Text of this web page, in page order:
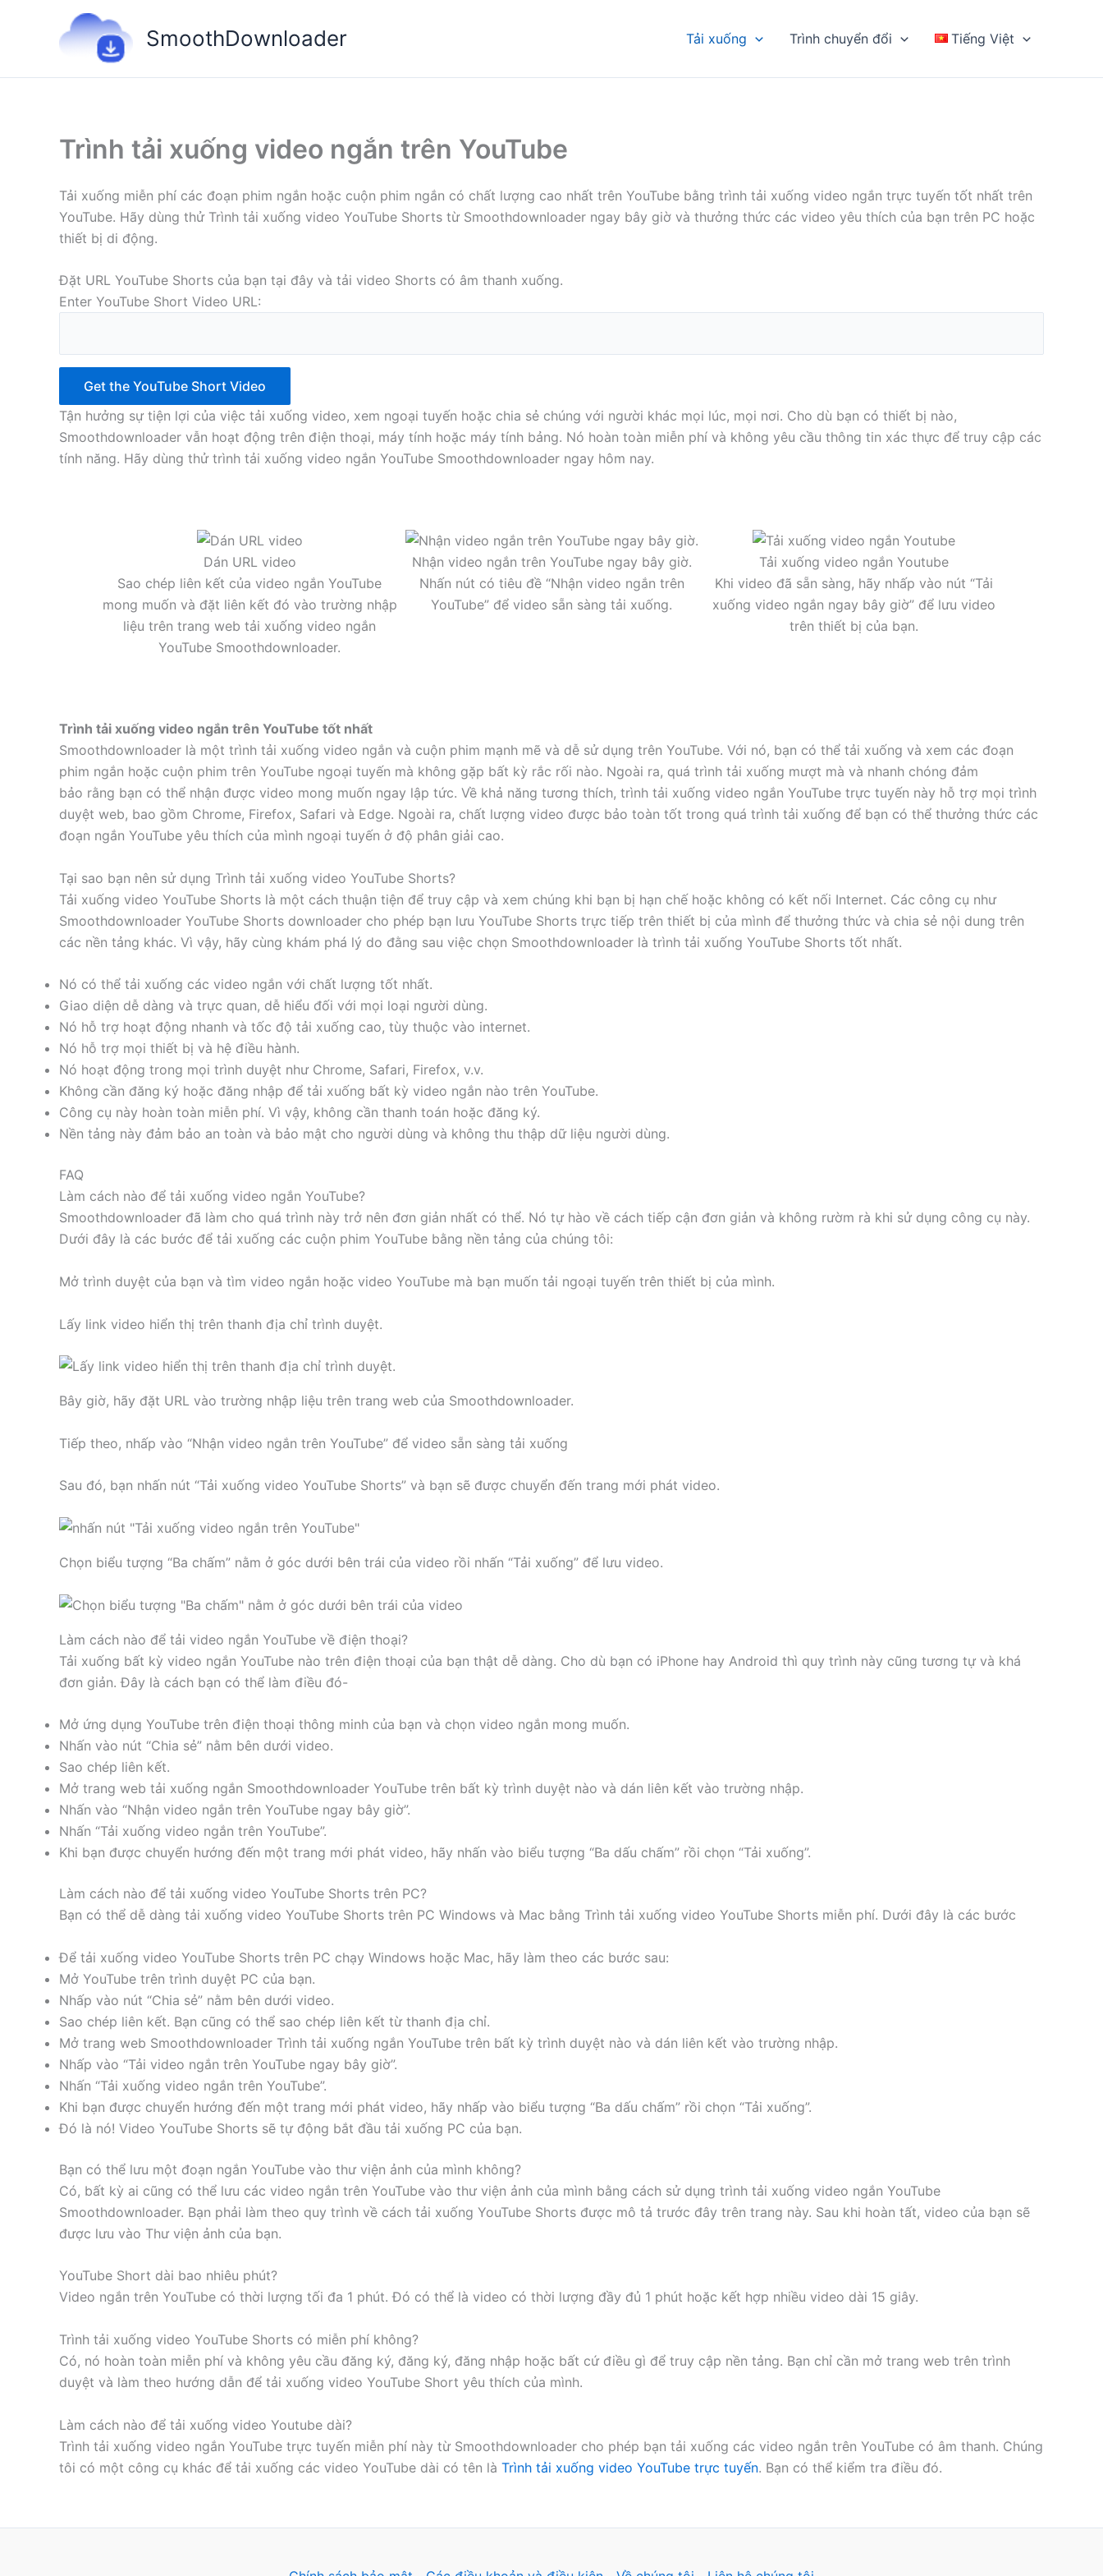
dung
SmoothDownloader Tải xuống Trình chuyển đổi Tiếng Việt
Trình tải xuống video ngắn trên YouTube
Tải xuống miễn phí các đoạn phim ngắn hoặc cuộn phim ngắn có chất lượng cao nhất trên YouTube bằng trình tải xuống video ngắn trực tuyến tốt nhất trên
YouTube. Hãy dùng thử Trình tải xuống video YouTube Shorts từ Smoothdownloader ngay bây giờ và thưởng thức các video yêu thích của bạn trên PC hoặc
thiết bị di động.
Đặt URL YouTube Shorts của bạn tại đây và tải video Shorts có âm thanh xuống.
Enter YouTube Short Video URL:
Get the YouTube Short Video
Tận hưởng sự tiện lợi của việc tải xuống video, xem ngoại tuyến hoặc chia sẻ chúng với người khác mọi lúc, mọi nơi. Cho dù bạn có thiết bị nào,
Smoothdownloader vẫn hoạt động trên điện thoại, máy tính hoặc máy tính bảng. Nó hoàn toàn miễn phí và không yêu cầu thông tin xác thực để truy cập các
tính năng. Hãy dùng thử trình tải xuống video ngắn YouTube Smoothdownloader ngay hôm nay.
Dán URL video
Sao chép liên kết của video ngắn YouTube
mong muốn và đặt liên kết đó vào trường nhập
liệu trên trang web tải xuống video ngắn
YouTube Smoothdownloader.
Nhận video ngắn trên YouTube ngay bây giờ.
Nhấn nút có tiêu đề “Nhận video ngắn trên
YouTube” để video sẵn sàng tải xuống.
Tải xuống video ngắn Youtube
Khi video đã sẵn sàng, hãy nhấp vào nút “Tải
xuống video ngắn ngay bây giờ” để lưu video
trên thiết bị của bạn.
Trình tải xuống video ngắn trên YouTube tốt nhất
Smoothdownloader là một trình tải xuống video ngắn và cuộn phim mạnh mẽ và dễ sử dụng trên YouTube. Với nó, bạn có thể tải xuống và xem các đoạn
phim ngắn hoặc cuộn phim trên YouTube ngoại tuyến mà không gặp bất kỳ rắc rối nào. Ngoài ra, quá trình tải xuống mượt mà và nhanh chóng đảm
bảo rằng bạn có thể nhận được video mong muốn ngay lập tức. Về khả năng tương thích, trình tải xuống video ngắn YouTube trực tuyến này hỗ trợ mọi trình
duyệt web, bao gồm Chrome, Firefox, Safari và Edge. Ngoài ra, chất lượng video được bảo toàn tốt trong quá trình tải xuống để bạn có thể thưởng thức các
đoạn ngắn YouTube yêu thích của mình ngoại tuyến ở độ phân giải cao.
Tại sao bạn nên sử dụng Trình tải xuống video YouTube Shorts?
Tải xuống video YouTube Shorts là một cách thuận tiện để truy cập và xem chúng khi bạn bị hạn chế hoặc không có kết nối Internet. Các công cụ như
Smoothdownloader YouTube Shorts downloader cho phép bạn lưu YouTube Shorts trực tiếp trên thiết bị của mình để thưởng thức và chia sẻ nội dung trên
các nền tảng khác. Vì vậy, hãy cùng khám phá lý do đằng sau việc chọn Smoothdownloader là trình tải xuống YouTube Shorts tốt nhất.
Nó có thể tải xuống các video ngắn với chất lượng tốt nhất.
Giao diện dễ dàng và trực quan, dễ hiểu đối với mọi loại người dùng.
Nó hỗ trợ hoạt động nhanh và tốc độ tải xuống cao, tùy thuộc vào internet.
Nó hỗ trợ mọi thiết bị và hệ điều hành.
Nó hoạt động trong mọi trình duyệt như Chrome, Safari, Firefox, v.v.
Không cần đăng ký hoặc đăng nhập để tải xuống bất kỳ video ngắn nào trên YouTube.
Công cụ này hoàn toàn miễn phí. Vì vậy, không cần thanh toán hoặc đăng ký.
Nền tảng này đảm bảo an toàn và bảo mật cho người dùng và không thu thập dữ liệu người dùng.
FAQ
Làm cách nào để tải xuống video ngắn YouTube?
Smoothdownloader đã làm cho quá trình này trở nên đơn giản nhất có thể. Nó tự hào về cách tiếp cận đơn giản và không rườm rà khi sử dụng công cụ này.
Dưới đây là các bước để tải xuống các cuộn phim YouTube bằng nền tảng của chúng tôi:
Mở trình duyệt của bạn và tìm video ngắn hoặc video YouTube mà bạn muốn tải ngoại tuyến trên thiết bị của mình.
Lấy link video hiển thị trên thanh địa chỉ trình duyệt.
Bây giờ, hãy đặt URL vào trường nhập liệu trên trang web của Smoothdownloader.
Tiếp theo, nhấp vào “Nhận video ngắn trên YouTube” để video sẵn sàng tải xuống
Sau đó, bạn nhấn nút “Tải xuống video YouTube Shorts” và bạn sẽ được chuyển đến trang mới phát video.
Chọn biểu tượng “Ba chấm” nằm ở góc dưới bên trái của video rồi nhấn “Tải xuống” để lưu video.
Làm cách nào để tải video ngắn YouTube về điện thoại?
Tải xuống bất kỳ video ngắn YouTube nào trên điện thoại của bạn thật dễ dàng. Cho dù bạn có iPhone hay Android thì quy trình này cũng tương tự và khá
đơn giản. Đây là cách bạn có thể làm điều đó-
Mở ứng dụng YouTube trên điện thoại thông minh của bạn và chọn video ngắn mong muốn.
Nhấn vào nút “Chia sẻ” nằm bên dưới video.
Sao chép liên kết.
Mở trang web tải xuống ngắn Smoothdownloader YouTube trên bất kỳ trình duyệt nào và dán liên kết vào trường nhập.
Nhấn vào “Nhận video ngắn trên YouTube ngay bây giờ”.
Nhấn “Tải xuống video ngắn trên YouTube”.
Khi bạn được chuyển hướng đến một trang mới phát video, hãy nhấn vào biểu tượng “Ba dấu chấm” rồi chọn “Tải xuống”.
Làm cách nào để tải xuống video YouTube Shorts trên PC?
Bạn có thể dễ dàng tải xuống video YouTube Shorts trên PC Windows và Mac bằng Trình tải xuống video YouTube Shorts miễn phí. Dưới đây là các bước
Để tải xuống video YouTube Shorts trên PC chạy Windows hoặc Mac, hãy làm theo các bước sau:
Mở YouTube trên trình duyệt PC của bạn.
Nhấp vào nút “Chia sẻ” nằm bên dưới video.
Sao chép liên kết. Bạn cũng có thể sao chép liên kết từ thanh địa chỉ.
Mở trang web Smoothdownloader Trình tải xuống ngắn YouTube trên bất kỳ trình duyệt nào và dán liên kết vào trường nhập.
Nhấp vào “Tải video ngắn trên YouTube ngay bây giờ”.
Nhấn “Tải xuống video ngắn trên YouTube”.
Khi bạn được chuyển hướng đến một trang mới phát video, hãy nhấp vào biểu tượng “Ba dấu chấm” rồi chọn “Tải xuống”.
Đó là nó! Video YouTube Shorts sẽ tự động bắt đầu tải xuống PC của bạn.
Bạn có thể lưu một đoạn ngắn YouTube vào thư viện ảnh của mình không?
Có, bất kỳ ai cũng có thể lưu các video ngắn trên YouTube vào thư viện ảnh của mình bằng cách sử dụng trình tải xuống video ngắn YouTube
Smoothdownloader. Bạn phải làm theo quy trình về cách tải xuống YouTube Shorts được mô tả trước đây trên trang này. Sau khi hoàn tất, video của bạn sẽ
được lưu vào Thư viện ảnh của bạn.
YouTube Short dài bao nhiêu phút?
Video ngắn trên YouTube có thời lượng tối đa 1 phút. Đó có thể là video có thời lượng đầy đủ 1 phút hoặc kết hợp nhiều video dài 15 giây.
Trình tải xuống video YouTube Shorts có miễn phí không?
Có, nó hoàn toàn miễn phí và không yêu cầu đăng ký, đăng ký, đăng nhập hoặc bất cứ điều gì để truy cập nền tảng. Bạn chỉ cần mở trang web trên trình
duyệt và làm theo hướng dẫn để tải xuống video YouTube Short yêu thích của mình.
Làm cách nào để tải xuống video Youtube dài?
Trình tải xuống video ngắn YouTube trực tuyến miễn phí này từ Smoothdownloader cho phép bạn tải xuống các video ngắn trên YouTube có âm thanh. Chúng
tôi có một công cụ khác để tải xuống các video YouTube dài có tên là Trình tải xuống video YouTube trực tuyến. Bạn có thể kiểm tra điều đó.